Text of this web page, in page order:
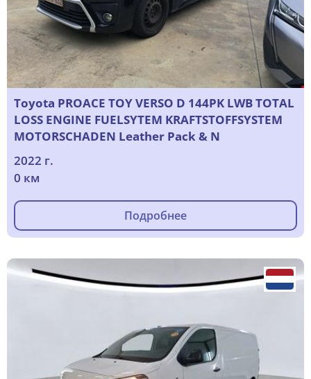
Toyota PROACE TOY VERSO D 144PK LWB TOTAL
LOSS ENGINE FUELSYTEM KRAFTSTOFFSYSTEM
MOTORSCHADEN Leather Pack & N
2022 г.
0 км
Подробнее